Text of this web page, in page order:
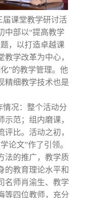
届课堂教学研讨活
中部以“提高教学
，以打造卓越课
学改革为中心，
”的教学管理。 他
精细教学技术也是
情况：整个活动分
示范；组内磨课，
评比。活动之初，
论文”作了引领。
法的推广，教学质
的教育理论水平和
名师肖渝生、教学
等四位教师，充分